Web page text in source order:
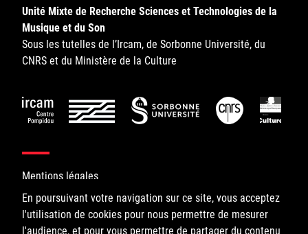
Rester informé
Offres d'emplois/stages
En poursuivant votre navigation sur ce site, vous acceptez
l'utilisation de cookies pour nous permettre de mesurer
l'audience, et pour vous permettre de partager du contenu
Unité Mixte de Recherche Sciences et Technologies de la
Musique et du Son
Sous les tutelles de l’Ircam, de Sorbonne Université, du
CNRS et du Ministère de la Culture
Mentions légales
©IRCAM, 2026. All Rights Reserved.